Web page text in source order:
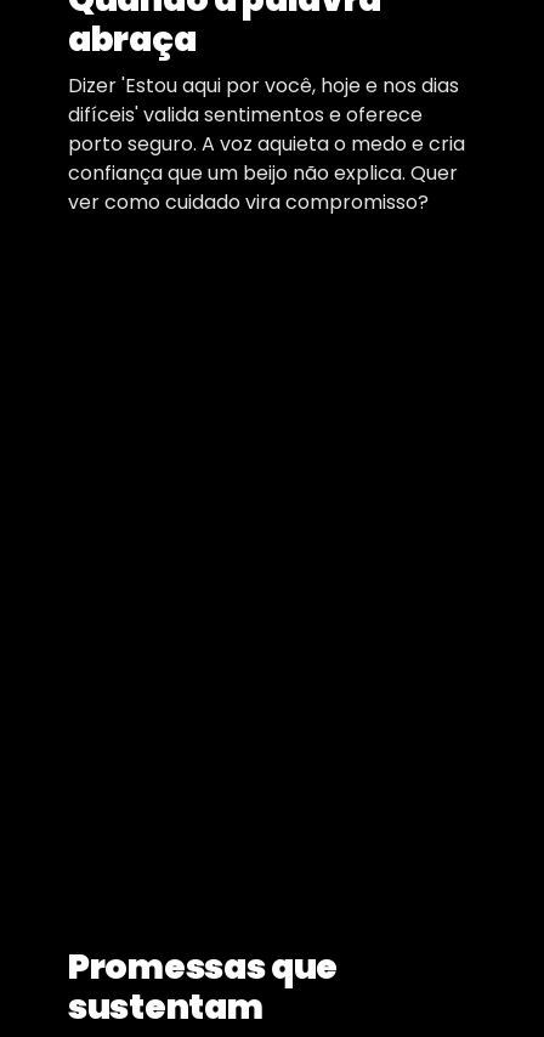
abraça
Dizer 'Estou aqui por você, hoje e nos dias
difíceis' valida sentimentos e oferece
porto seguro. A voz aquieta o medo e cria
confiança que um beijo não explica. Quer
ver como cuidado vira compromisso?
Promessas que
sustentam